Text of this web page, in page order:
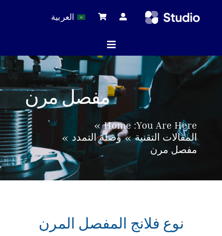
العربية
Toggle
Navigation
الرئيسية
التقنية
مفصل مرن
You Are Here:
Home
المقالات التقنية
وصلة التمدد
مفصل مرن
نوع فلانج المفصل المرن